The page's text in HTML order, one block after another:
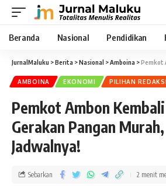
Beranda Nasional Pendidikan
JurnalMaluku >Berita >Nasional >Amboina >Pemkot Ambon
AMBOINA EKONOMI PILIHAN REDAKSI
Pemkot Ambon
Gerakan Pangan
Jadwalnya!
Sebarkan 2 menit